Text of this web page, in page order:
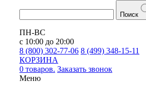
Поиск
ПН-ВС
с 10:00 до 20:00
8 (800) 302-77-06 8 (499) 348-15-11
КОРЗИНА
0 товаров. Заказать звонок
Меню